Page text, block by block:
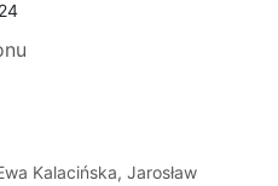
Kalacińska, Jarosław